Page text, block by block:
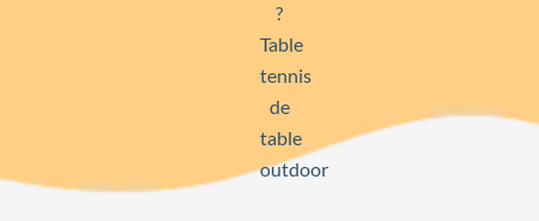
?
Table
tennis
de
table
outdoor